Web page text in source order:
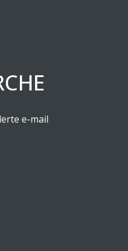
e-mail